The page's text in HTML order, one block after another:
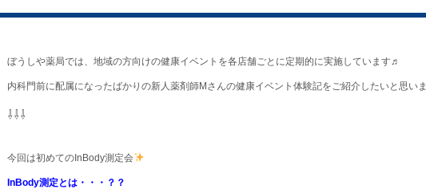
ぼうしや薬局では、地域の方向けの健康イベントを各店舗ごとに定期的に実施しています♬
内科門前に配属になったばかりの新人薬剤師Mさんの健康イベント体験記をご紹介したいと思い
⇩⇩⇩
今回は初めてのInBody測定会
InBody測定とは・・・？？